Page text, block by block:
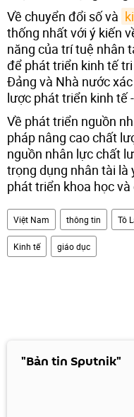
Về chuyển đổi số và
thống nhất với ý kiến
năng của trí tuệ nhân
để phát triển kinh tế
Đảng và Nhà nước
lược phát triển kinh tế
Về phát triển nguồn
pháp nâng cao chất
nguồn nhân lực chất
trọng dụng nhân tài
phát triển khoa học và
Việt Nam thông tin Tô
Kinh tế giáo dục
"Bản tin Sputnik"